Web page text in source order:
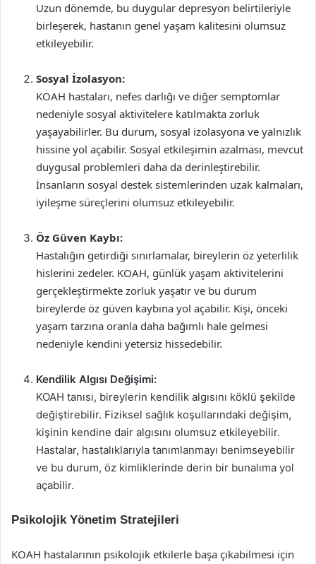
Uzun dönemde, bu duygular depresyon belirtileriyle
birleşerek, hastanın genel yaşam kalitesini olumsuz
etkileyebilir.
Sosyal İzolasyon:
KOAH hastaları, nefes darlığı ve diğer semptomlar
nedeniyle sosyal aktivitelere katılmakta zorluk
yaşayabilirler. Bu durum, sosyal izolasyona ve yalnızlık
hissine yol açabilir. Sosyal etkileşimin azalması, mevcut
duygusal problemleri daha da derinleştirebilir.
İnsanların sosyal destek sistemlerinden uzak kalmaları,
iyileşme süreçlerini olumsuz etkileyebilir.
Öz Güven Kaybı:
Hastalığın getirdiği sınırlamalar, bireylerin öz yeterlilik
hislerini zedeler. KOAH, günlük yaşam aktivitelerini
gerçekleştirmekte zorluk yaşatır ve bu durum
bireylerde öz güven kaybına yol açabilir. Kişi, önceki
yaşam tarzına oranla daha bağımlı hale gelmesi
nedeniyle kendini yetersiz hissedebilir.
Kendilik Algısı Değişimi:
KOAH tanısı, bireylerin kendilik algısını köklü şekilde
değiştirebilir. Fiziksel sağlık koşullarındaki değişim,
kişinin kendine dair algısını olumsuz etkileyebilir.
Hastalar, hastalıklarıyla tanımlanmayı benimseyebilir
ve bu durum, öz kimliklerinde derin bir bunalıma yol
açabilir.
Psikolojik Yönetim Stratejileri
KOAH hastalarının psikolojik etkilerle başa çıkabilmesi için